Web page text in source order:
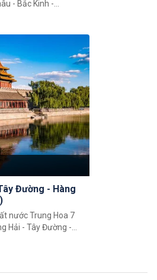
- Bắc Kinh -
khám phá đất đất
độc đáo giúp quý
toàn cảnh đất nước
một loạt 5 điểm đến
Hải, Hàng Châu, Tô
Đường - Hàng
nước Trung Hoa 7
sẽ mang đến cho du
vời. Trong hành
khám phá một loạt 4